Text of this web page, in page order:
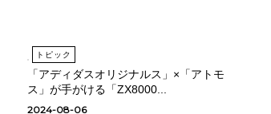
トピック
「アディダスオリジナルス」×「アトモ
ス」が手がける「ZX8000...
2024-08-06